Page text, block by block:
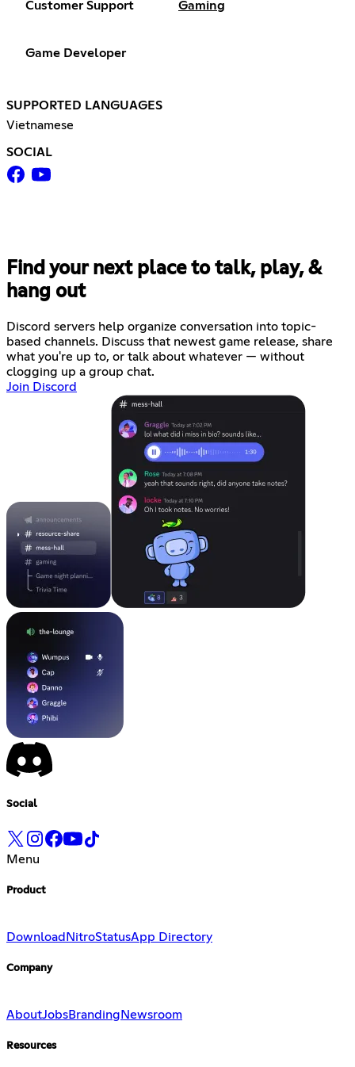
Customer Support Gaming
Game Developer
SUPPORTED LANGUAGES
Vietnamese
SOCIAL
Find your next place to talk, play, &
hang out
Discord servers help organize conversation into topic-
based channels. Discuss that newest game release, share
what you're up to, or talk about whatever — without
clogging up a group chat.
Join Discord
Social
Menu
Product
Download NitroStatusApp Directory
Company
AboutJobsBranding Newsroom
Resources